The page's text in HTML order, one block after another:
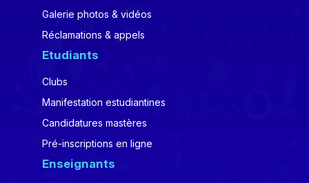
Galerie photos & vidéos
Réclamations & appels
Etudiants
Clubs
Manifestation estudiantines
Candidatures mastères
Pré-inscriptions en ligne
Enseignants